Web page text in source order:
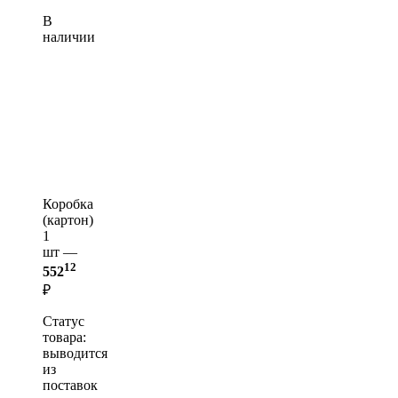
В
наличии
Коробка
(картон)
1
шт —
55212
₽
Статус
товара:
выводится
из
поставок